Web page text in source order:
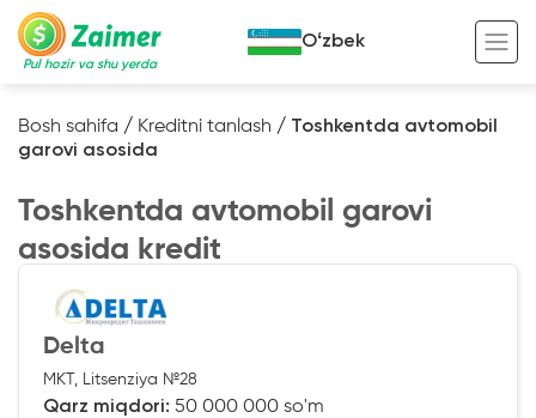
Pul hozir va shu yerda
Avto garov evaziga kredit
Ko’chmas mulk garov evaziga kredit
Maxsus texnika garov evaziga kredit
Kredit onlayn
Tadbirkorlar uchun onlayn kredit
Foydali
Kreditingizning hayotiy tsikli
Kalkulyator
Oʻzbek
Bosh sahifa / Kreditni tanlash / Toshkentda avtomobil
garovi asosida
Toshkentda avtomobil garovi
asosida kredit
Delta
MKT, Litsenziya №28
Qarz miqdori: 50 000 000 so'm